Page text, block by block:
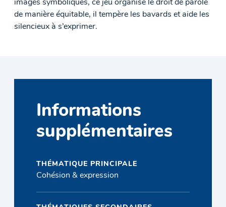
images symboliques, ce jeu organise le droit de parole
de manière équitable, il tempère les bavards et aide les
silencieux à s’exprimer.
Informations
supplémentaires
THÉMATIQUE PRINCIPALE
Cohésion & expression